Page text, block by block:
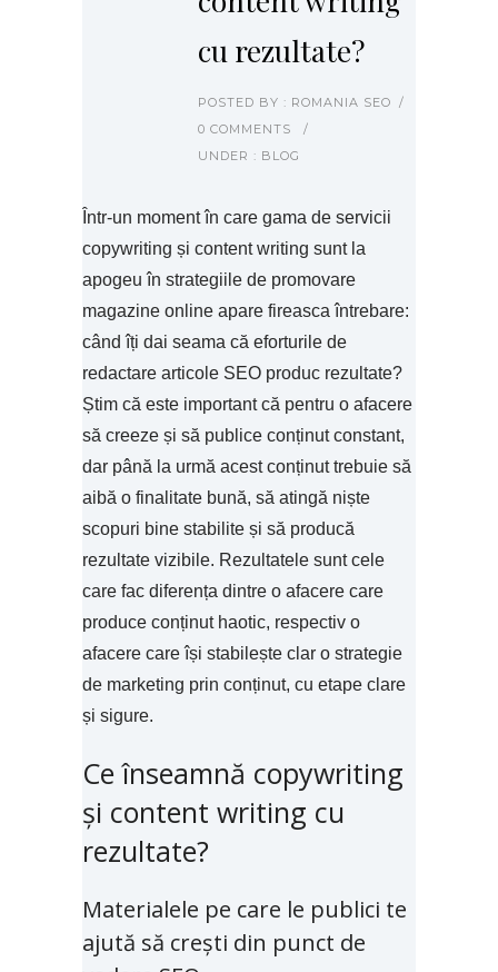
cu rezultate?
POSTED BY : ROMANIA SEO /
0 COMMENTS
/
UNDER : BLOG
Într-un moment în care gama de servicii
copywriting și content writing sunt la
apogeu în strategiile de promovare
magazine online apare fireasca întrebare:
când îți dai seama că eforturile de
redactare articole SEO produc rezultate?
Știm că este important că pentru o afacere
să creeze și să publice conținut constant,
dar până la urmă acest conținut trebuie să
aibă o finalitate bună, să atingă niște
scopuri bine stabilite și să producă
rezultate vizibile. Rezultatele sunt cele
care fac diferența dintre o afacere care
produce conținut haotic, respectiv o
afacere care își stabilește clar o strategie
de marketing prin conținut, cu etape clare
și sigure.
Ce înseamnă copywriting
și content writing cu
rezultate?
Materialele pe care le publici te
ajută să crești din punct de